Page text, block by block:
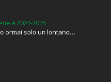
A 2024-2025
ormai solo un lontano…